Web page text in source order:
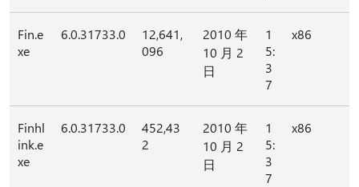
Fin.e
xe
6.0.31733.0
12,641,
096
2010 年
10 月 2
日
1
5:
3
7
x86
Finhl
ink.e
xe
6.0.31733.0
452,43
2
2010 年
10 月 2
日
1
5:
3
7
x86